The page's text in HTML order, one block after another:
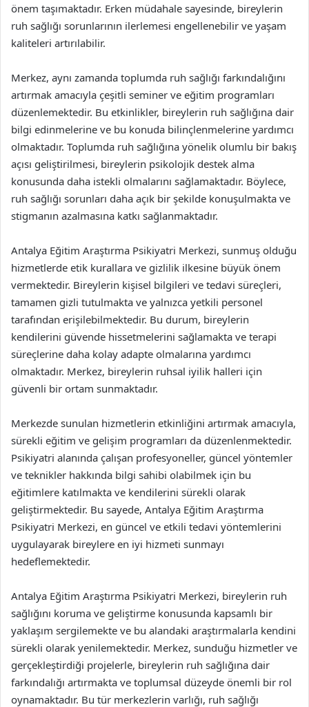
önem taşımaktadır. Erken müdahale sayesinde, bireylerin
ruh sağlığı sorunlarının ilerlemesi engellenebilir ve yaşam
kaliteleri artırılabilir.
Merkez, aynı zamanda toplumda ruh sağlığı farkındalığını
artırmak amacıyla çeşitli seminer ve eğitim programları
düzenlemektedir. Bu etkinlikler, bireylerin ruh sağlığına dair
bilgi edinmelerine ve bu konuda bilinçlenmelerine yardımcı
olmaktadır. Toplumda ruh sağlığına yönelik olumlu bir bakış
açısı geliştirilmesi, bireylerin psikolojik destek alma
konusunda daha istekli olmalarını sağlamaktadır. Böylece,
ruh sağlığı sorunları daha açık bir şekilde konuşulmakta ve
stigmanın azalmasına katkı sağlanmaktadır.
Antalya Eğitim Araştırma Psikiyatri Merkezi, sunmuş olduğu
hizmetlerde etik kurallara ve gizlilik ilkesine büyük önem
vermektedir. Bireylerin kişisel bilgileri ve tedavi süreçleri,
tamamen gizli tutulmakta ve yalnızca yetkili personel
tarafından erişilebilmektedir. Bu durum, bireylerin
kendilerini güvende hissetmelerini sağlamakta ve terapi
süreçlerine daha kolay adapte olmalarına yardımcı
olmaktadır. Merkez, bireylerin ruhsal iyilik halleri için
güvenli bir ortam sunmaktadır.
Merkezde sunulan hizmetlerin etkinliğini artırmak amacıyla,
sürekli eğitim ve gelişim programları da düzenlenmektedir.
Psikiyatri alanında çalışan profesyoneller, güncel yöntemler
ve teknikler hakkında bilgi sahibi olabilmek için bu
eğitimlere katılmakta ve kendilerini sürekli olarak
geliştirmektedir. Bu sayede, Antalya Eğitim Araştırma
Psikiyatri Merkezi, en güncel ve etkili tedavi yöntemlerini
uygulayarak bireylere en iyi hizmeti sunmayı
hedeflemektedir.
Antalya Eğitim Araştırma Psikiyatri Merkezi, bireylerin ruh
sağlığını koruma ve geliştirme konusunda kapsamlı bir
yaklaşım sergilemekte ve bu alandaki araştırmalarla kendini
sürekli olarak yenilemektedir. Merkez, sunduğu hizmetler ve
gerçekleştirdiği projelerle, bireylerin ruh sağlığına dair
farkındalığı artırmakta ve toplumsal düzeyde önemli bir rol
oynamaktadır. Bu tür merkezlerin varlığı, ruh sağlığı